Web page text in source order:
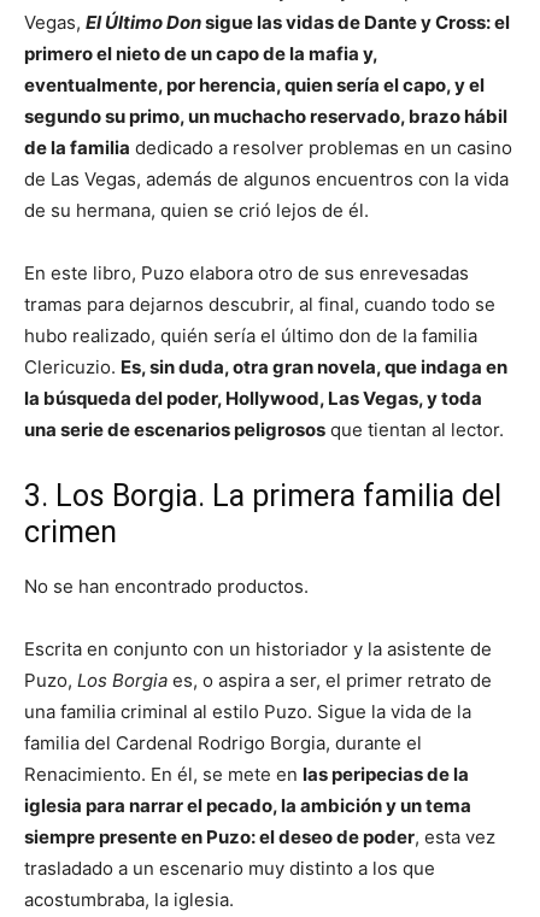
Vegas, El Último Donsigue las vidas de Dante y Cross: el
primero el nieto de un capo de la mafia y,
eventualmente, por herencia, quien sería el capo, y el
segundo su primo, un muchacho reservado, brazo hábil
de la familia dedicado a resolver problemas en un casino
de Las Vegas, además de algunos encuentros con la vida
de su hermana, quien se crió lejos de él.
En este libro, Puzo elabora otro de sus enrevesadas
tramas para dejarnos descubrir, al final, cuando todo se
hubo realizado, quién sería el último don de la familia
Clericuzio. Es, sin duda, otra gran novela, que indaga en
la búsqueda del poder, Hollywood, Las Vegas, y toda
una serie de escenarios peligrosos que tientan al lector.
3. Los Borgia. La primera familia del
crimen
No se han encontrado productos.
Escrita en conjunto con un historiador y la asistente de
Puzo, Los Borgia es, o aspira a ser, el primer retrato de
una familia criminal al estilo Puzo. Sigue la vida de la
familia del Cardenal Rodrigo Borgia, durante el
Renacimiento. En él, se mete en las peripecias de la
iglesia para narrar el pecado, la ambición y un tema
siempre presente en Puzo: el deseo de poder, esta vez
trasladado a un escenario muy distinto a los que
acostumbraba, la iglesia.